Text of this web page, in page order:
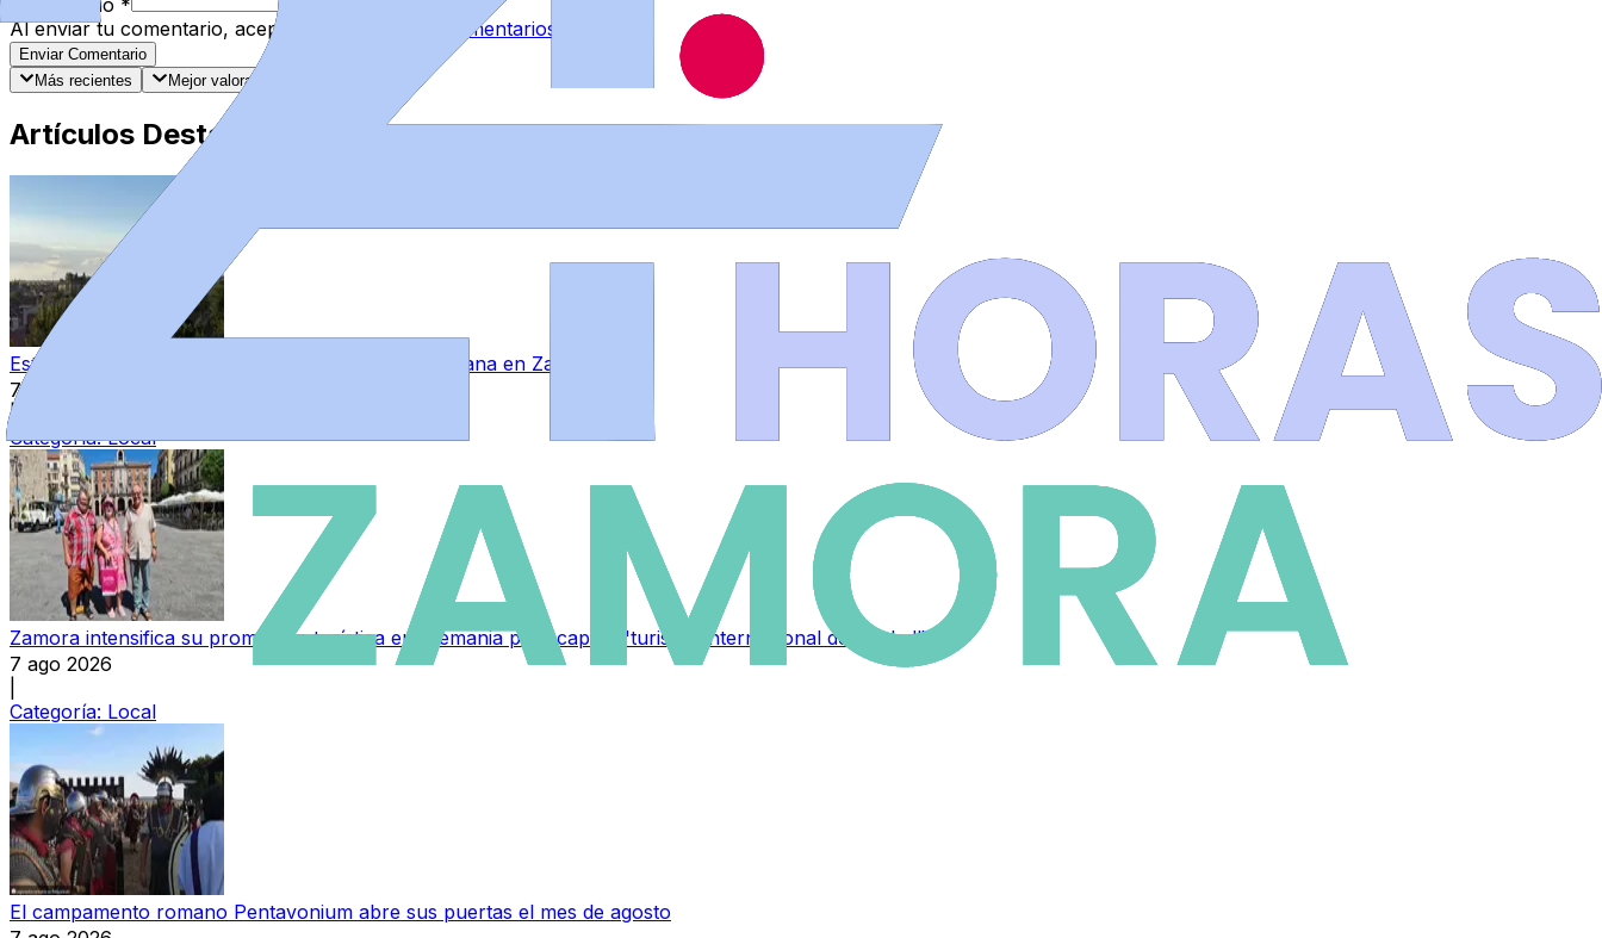
Al enviar tu comentario, aceptas las
normas de comentarios
Enviar Comentario
Más recientes
Mejor valorados
Artículos Destacados
Este es el tiempo que se espera para el fin de semana en Zamora
7 ago 2026
|
Categoría:Local
Zamora intensifica su promoción turística en Alemania para captar "turismo internacional de calidad"
7 ago 2026
Categoría: Local
El campamento romano Pentavonium abre sus puertas el mes de agosto